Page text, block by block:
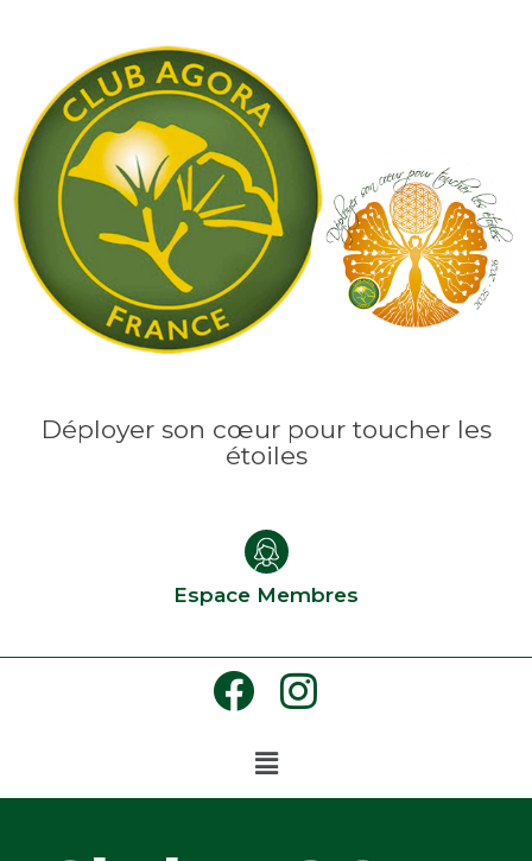
Déployer son cœur pour toucher les
étoiles
Espace Membres